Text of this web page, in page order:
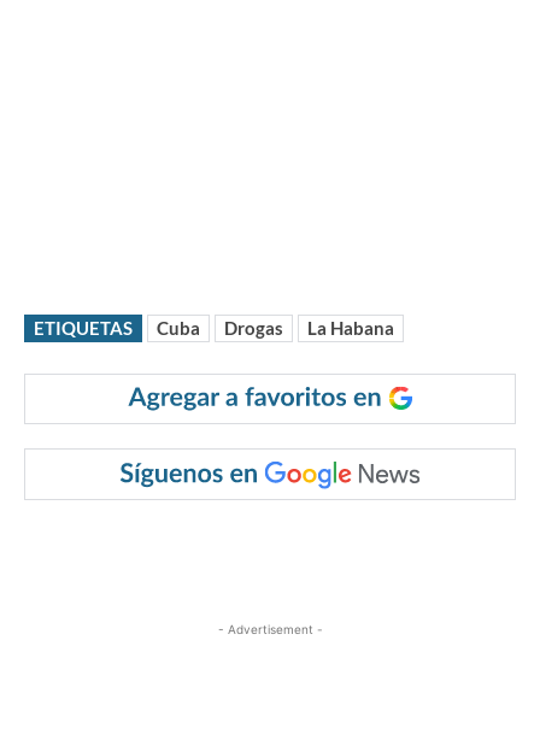
ETIQUETAS Cuba Drogas La Habana
- Advertisement -